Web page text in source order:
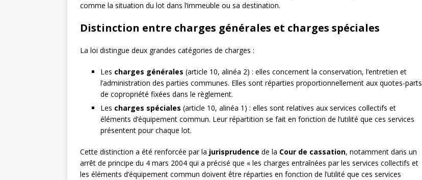
comme la situation du lot dans l’immeuble ou sa destination.
Distinction entre charges générales et charges spéciales
La loi distingue deux grandes catégories de charges :
Les charges générales (article 10, alinéa 2) : elles concernent la conservation, l’entretien et
l’administration des parties communes. Elles sont réparties proportionnellement aux quotes-parts
de copropriété fixées dans le règlement.
Les charges spéciales (article 10, alinéa 1) : elles sont relatives aux services collectifs et
éléments d’équipement commun. Leur répartition se fait en fonction de l’utilité que ces services
présentent pour chaque lot.
Cette distinction a été renforcée par la jurisprudence de la Cour de cassation, notamment dans un
arrêt de principe du 4 mars 2004 qui a précisé que « les charges entraînées par les services collectifs et
les éléments d’équipement commun doivent être réparties en fonction de l’utilité que ces services